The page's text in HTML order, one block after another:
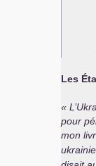
Les
pour
mon